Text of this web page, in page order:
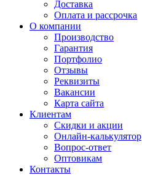
Доставка
Оплата и рассрочка
О компании
Производство
Гарантия
Портфолио
Отзывы
Реквизиты
Вакансии
Карта сайта
Клиентам
Скидки и акции
Онлайн-калькулятор
Вопрос-ответ
Оптовикам
Контакты